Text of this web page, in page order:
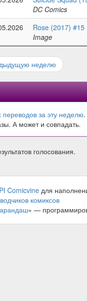
DC Comics
Rose (2017) #15
Image
неделю
за эту неделю
А может и совпадать.
голосования.
Comicvine для
комиксов
» —